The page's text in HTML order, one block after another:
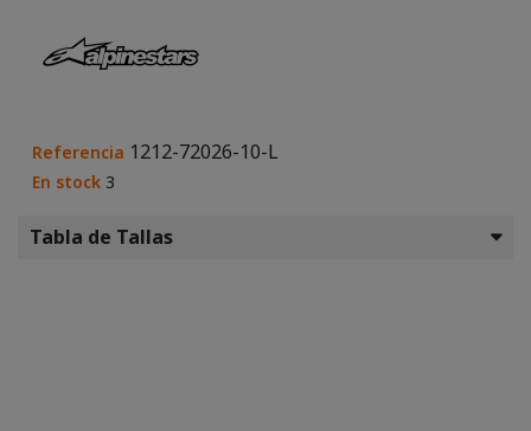
Referencia 1212-72026-10-L
En stock 3
Tabla de Tallas